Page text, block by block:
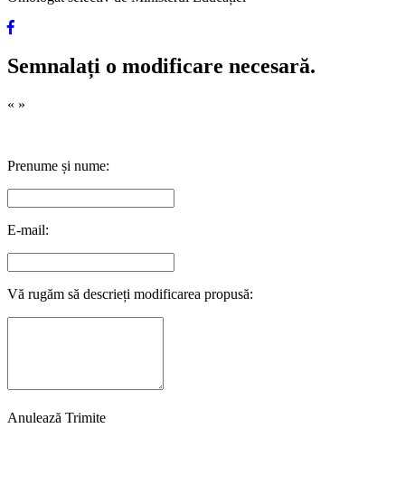
Semnalați o modificare necesară.
« »
Prenume și nume:
E-mail:
Vă rugăm să descrieți modificarea propusă:
Anulează Trimite